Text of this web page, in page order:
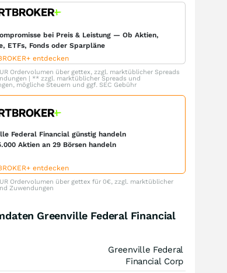
bei Preis & Leistung — Ob Aktien,
ETFs, Fonds oder Sparpläne
entdecken
Ordervolumen über gettex, zzgl. marktüblicher Spreads
| ** zzgl. marktüblicher Spreads und
mögliche Steuern und ggf. SEC Gebühr
Federal Financial günstig handeln
Aktien an 29 Börsen handeln
entdecken
Ordervolumen über gettex für 0€, zzgl. marktüblicher
Zuwendungen
Greenville Federal Financial
Greenville Federal
Financial Corp